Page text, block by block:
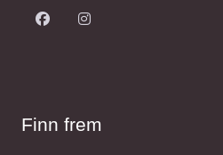
Finn frem